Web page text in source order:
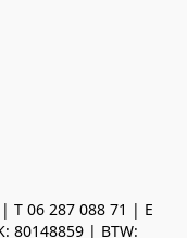
T 06 287 088 71 | E
80148859 | BTW: